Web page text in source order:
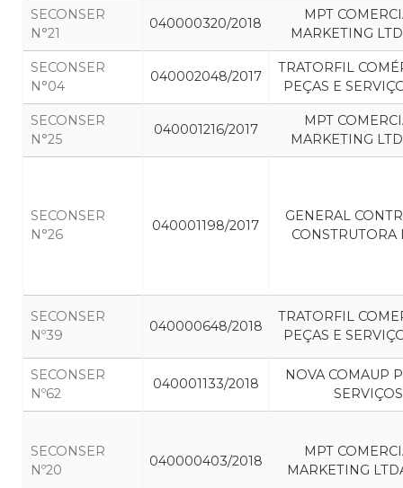
SECONSER
N°21
040000320/2018
MPT
MARKETING
SECONSER
N°04
040002048/2017
TRATORFIL
PEÇAS E
SECONSER
N°25
040001216/2017
MPT
MARKETING
SECONSER
N°26
040001198/2017
GENERAL
CONSTRUTORA
SECONSER
Nº39
040000648/2018
TRATORFIL
PEÇAS E
SECONSER
Nº62
040001133/2018
NOVA COMAUP
SERVIÇOS
SECONSER
Nº20
040000403/2018
MPT
MARKETING